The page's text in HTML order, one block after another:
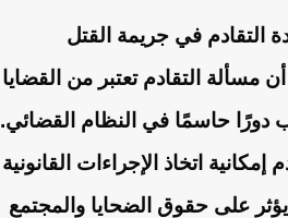
في جريمة القتل
مسألة التقادم تعتبر من القضايا
دورًا حاسمًا في النظام القضائي.
إمكانية اتخاذ الإجراءات القانونية
على حقوق الضحايا والمجتمع